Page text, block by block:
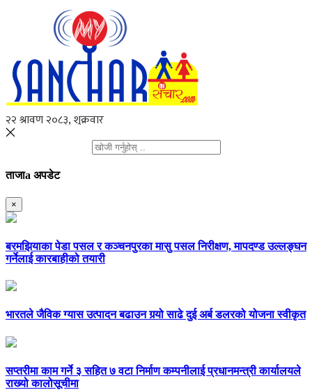
ताजाa अपडेट
×
बरमझियाका पेडा पसल र कञ्चनपुरका मासु पसल निरीक्षण, मापदण्ड उल्लङ्घन
गर्नेलाई कारबाहीको तयारी
भारतले जैविक ग्यास उत्पादन बढाउन गर्‍यो साढे दुई अर्ब डलरको योजना स्वीकृत
सप्तरीमा काम गर्ने ३ सहित ७ वटा निर्माण कम्पनीलाई प्रधानमन्त्री कार्यालयले
राख्यो कालोसूचीमा